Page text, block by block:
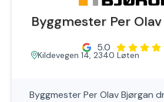
Byggmester Per
5.0
Kildevegen 14, 2340 Løten
Byggmester Per Olav Bjørgan